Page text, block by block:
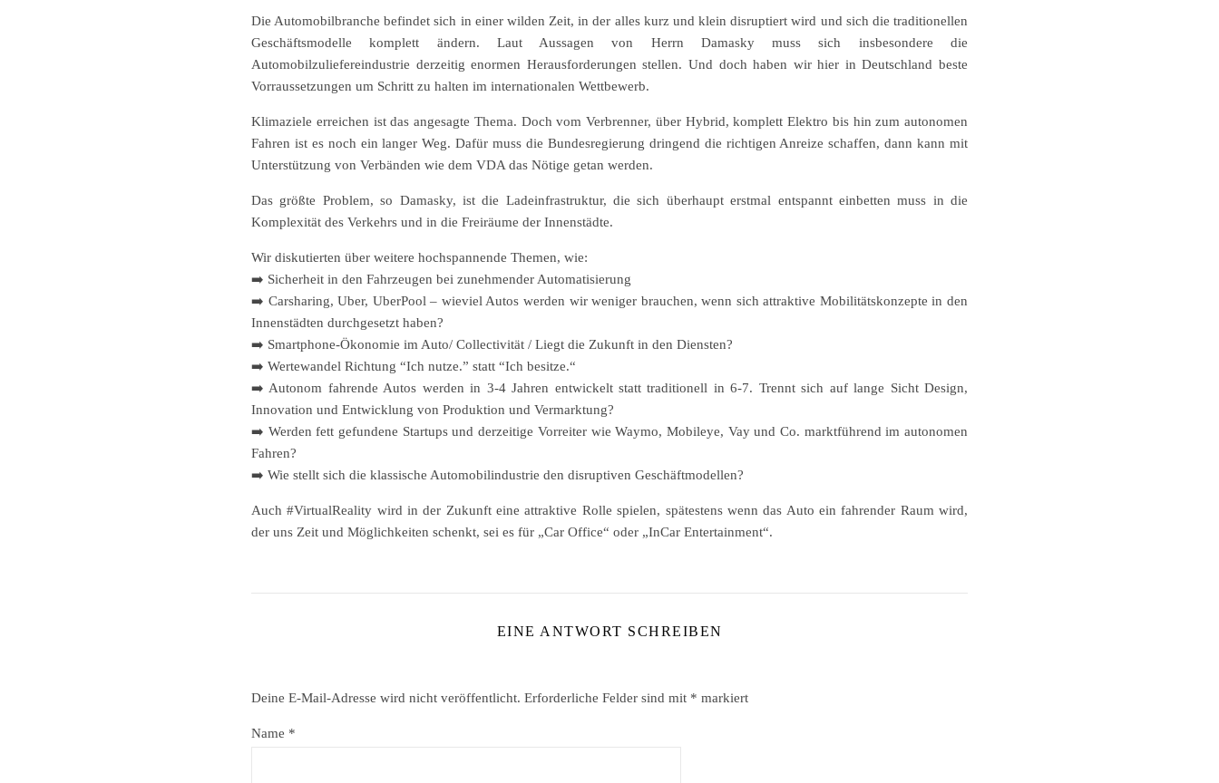
Die Automobilbranche befindet sich in einer wilden Zeit, in der alles kurz und klein disruptiert wird und sich die traditionellen
Geschäftsmodelle komplett ändern. Laut Aussagen von Herrn Damasky muss sich insbesondere die
Automobilzuliefereindustrie derzeitig enormen Herausforderungen stellen. Und doch haben wir hier in Deutschland beste
Vorraussetzungen um Schritt zu halten im internationalen Wettbewerb.
Klimaziele erreichen ist das angesagte Thema. Doch vom Verbrenner, über Hybrid, komplett Elektro bis hin zum autonomen
Fahren ist es noch ein langer Weg. Dafür muss die Bundesregierung dringend die richtigen Anreize schaffen, dann kann mit
Unterstützung von Verbänden wie dem VDA das Nötige getan werden.
Das größte Problem, so Damasky, ist die Ladeinfrastruktur, die sich überhaupt erstmal entspannt einbetten muss in die
Komplexität des Verkehrs und in die Freiräume der Innenstädte.
Wir diskutierten über weitere hochspannende Themen, wie:
➡️ Sicherheit in den Fahrzeugen bei zunehmender Automatisierung
➡️ Carsharing, Uber, UberPool – wieviel Autos werden wir weniger brauchen, wenn sich attraktive Mobilitätskonzepte in den
Innenstädten durchgesetzt haben?
➡️ Smartphone-Ökonomie im Auto/ Collectivität / Liegt die Zukunft in den Diensten?
➡️ Wertewandel Richtung “Ich nutze.” statt “Ich besitze.“
➡️ Autonom fahrende Autos werden in 3-4 Jahren entwickelt statt traditionell in 6-7. Trennt sich auf lange Sicht Design,
Innovation und Entwicklung von Produktion und Vermarktung?
➡️ Werden fett gefundene Startups und derzeitige Vorreiter wie Waymo, Mobileye, Vay und Co. marktführend im autonomen
Fahren?
➡️ Wie stellt sich die klassische Automobilindustrie den disruptiven Geschäftmodellen?
Auch #VirtualReality wird in der Zukunft eine attraktive Rolle spielen, spätestens wenn das Auto ein fahrender Raum wird,
der uns Zeit und Möglichkeiten schenkt, sei es für „Car Office“ oder „InCar Entertainment“.
EINE ANTWORT SCHREIBEN
Deine E-Mail-Adresse wird nicht veröffentlicht. Erforderliche Felder sind mit * markiert
Name *